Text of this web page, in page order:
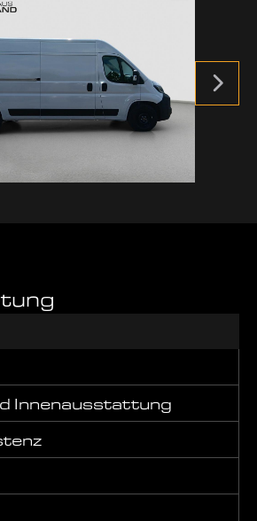
Innenausstattung